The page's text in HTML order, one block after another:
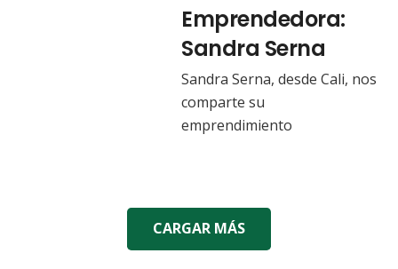
Emprendedora:
Sandra Serna
Sandra Serna, desde Cali, nos
comparte su
emprendimiento
CARGAR MÁS